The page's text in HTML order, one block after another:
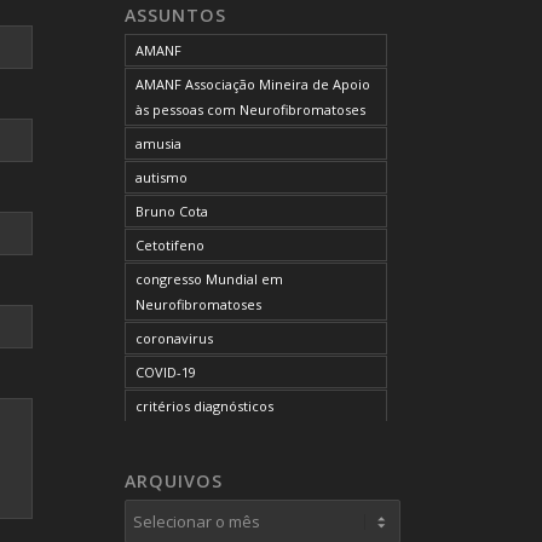
ASSUNTOS
AMANF
AMANF Associação Mineira de Apoio
às pessoas com Neurofibromatoses
amusia
autismo
Bruno Cota
Cetotifeno
congresso Mundial em
Neurofibromatoses
coronavirus
COVID-19
critérios diagnósticos
curso de capacitação
auditivo
ARQUIVOS